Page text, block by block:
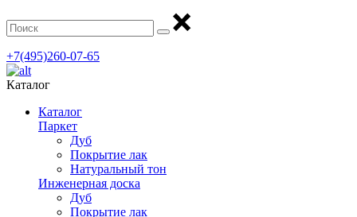
+7(495)260-07-65
Каталог
Каталог
Паркет
Дуб
Покрытие лак
Натуральный тон
Инженерная доска
Дуб
Покрытие лак